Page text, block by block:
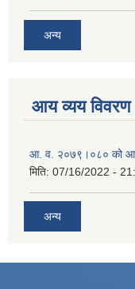
अन्य
आय व्यय विवरण
आ. व. २०७९।०८० को
मिति: 07/16/2022 -
अन्य